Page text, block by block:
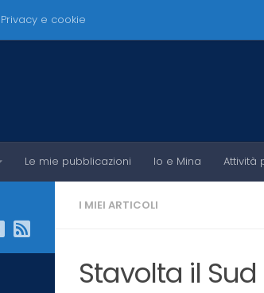
Privacy e cookie
Le mie pubblicazioni Io e Mina Attività
I MIEI ARTICOLI
Stavolta il